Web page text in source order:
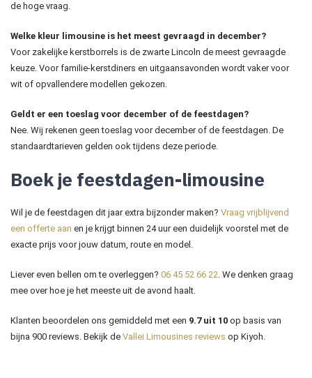
de hoge vraag.
Welke kleur limousine is het meest gevraagd in december?
Voor zakelijke kerstborrels is de zwarte Lincoln de meest gevraagde
keuze. Voor familie-kerstdiners en uitgaansavonden wordt vaker voor
wit of opvallendere modellen gekozen.
Geldt er een toeslag voor december of de feestdagen?
Nee. Wij rekenen geen toeslag voor december of de feestdagen. De
standaardtarieven gelden ook tijdens deze periode.
Boek je feestdagen-limousine
Wil je de feestdagen dit jaar extra bijzonder maken? Vraag vrijblijvend
een offerte aan en je krijgt binnen 24 uur een duidelijk voorstel met de
exacte prijs voor jouw datum, route en model.
Liever even bellen om te overleggen? 06 45 52 66 22. We denken graag
mee over hoe je het meeste uit de avond haalt.
Klanten beoordelen ons gemiddeld met een 9.7 uit 10 op basis van
bijna 900 reviews. Bekijk de Vallei Limousines reviews op Kiyoh.